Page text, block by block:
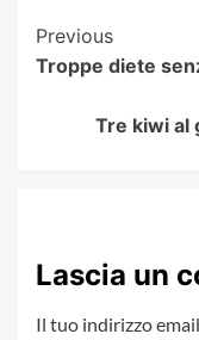
Post
Previous
Troppe diete
Tre kiwi al
Lascia un
Il tuo indirizzo